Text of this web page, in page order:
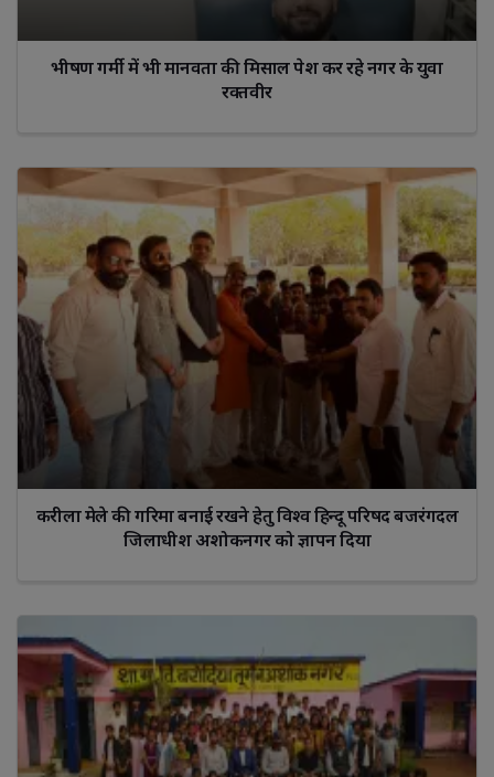
भीषण गर्मी में भी मानवता की मिसाल पेश कर रहे नगर के युवा
रक्तवीर
करीला मेले की गरिमा बनाई रखने हेतु विश्व हिन्दू परिषद बजरंगदल
जिलाधीश अशोकनगर को ज्ञापन दिया